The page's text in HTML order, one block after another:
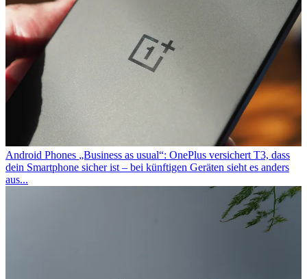
Android Phones „Business as usual“: OnePlus versichert T3, dass
dein Smartphone sicher ist – bei künftigen Geräten sieht es anders
aus...